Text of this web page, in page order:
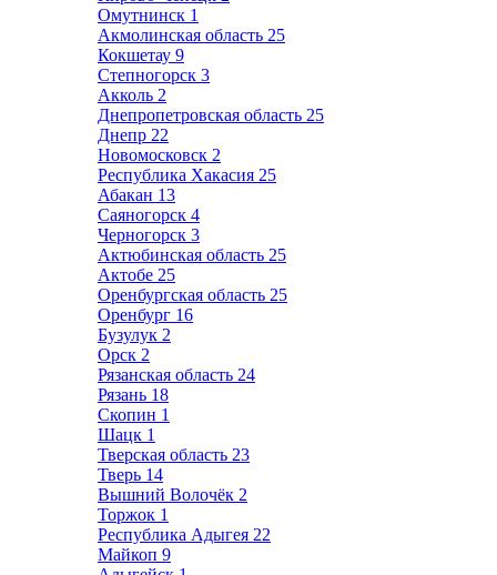
Омутнинск 1
Акмолинская область 25
Кокшетау 9
Степногорск 3
Акколь 2
Днепропетровская область 25
Днепр 22
Новомосковск 2
Республика Хакасия 25
Абакан 13
Саяногорск 4
Черногорск 3
Актюбинская область 25
Актобе 25
Оренбургская область 25
Оренбург 16
Бузулук 2
Орск 2
Рязанская область 24
Рязань 18
Скопин 1
Шацк 1
Тверская область 23
Тверь 14
Вышний Волочёк 2
Торжок 1
Республика Адыгея 22
Майкоп 9